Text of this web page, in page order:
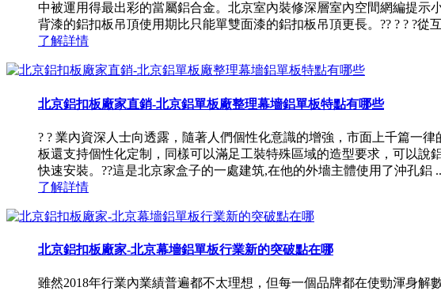
中被運用得最出彩的當屬鋁合金。北京室內裝修深層室內空間網編提
背漆的鋁扣板吊頂使用期比只能單雙面漆的鋁扣板吊頂更長。?? ? ? ?從
了解詳情
北京鋁扣板廠家直銷-北京鋁單板廠整理幕墻鋁單板特點有哪些
? ? 業內資深人士向透露，隨著人們個性化意識的增強，市面上千篇一
板還支持個性化定制，同樣可以滿足工裝特殊區域的造型要求，可以說
快速安裝。??這是北京家盒子的一處建筑,在他的外墻主體使用了沖孔鋁
了解詳情
北京鋁扣板廠家-北京幕墻鋁單板行業新的突破點在哪
雖然2018年行業內業績普遍都不太理想，但每一個品牌都在使勁渾身